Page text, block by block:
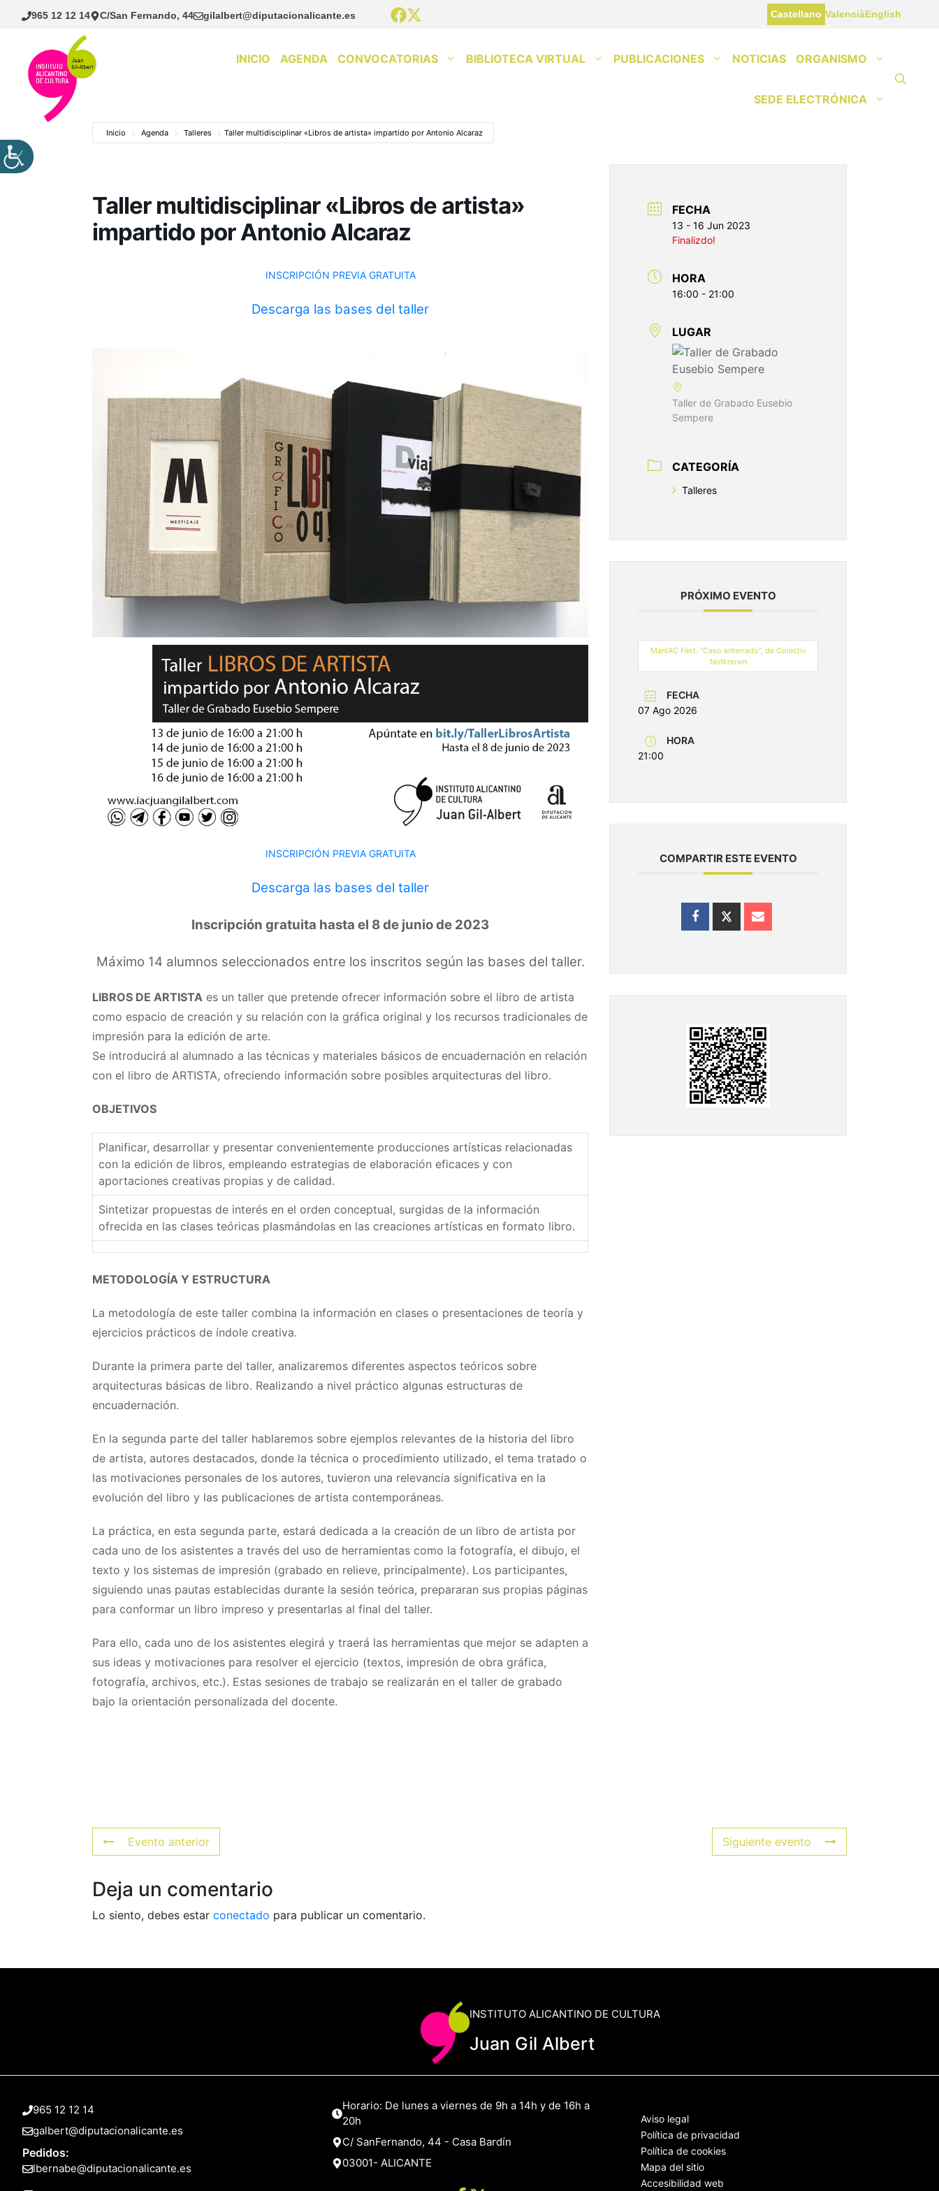
Saltar
965 12 12 14 C/San Fernando, 44 gilalbert@diputacionalicante.es Castellano ValenciàEnglish
INICIO AGENDA CONVOCATORIAS BIBLIOTECA VIRTUAL PUBLICACIONES NOTICIAS ORGANISMO
SEDE ELECTRÓNICA
Inicio Agenda Talleres Taller multidisciplinar «Libros de artista» impartido por Antonio Alcaraz
Taller multidisciplinar «Libros de artista»
impartido por Antonio Alcaraz
INSCRIPCIÓN PREVIA GRATUITA
Descarga las bases del taller
INSCRIPCIÓN PREVIA GRATUITA
Descarga las bases del taller
Inscripción gratuita hasta el 8 de junio de 2023
Máximo 14 alumnos seleccionados entre los inscritos según las bases del taller.
LIBROS DE ARTISTA es un taller que pretende ofrecer información sobre el libro de artista
como espacio de creación y su relación con la gráfica original y los recursos tradicionales de
impresión para la edición de arte.
Se introducirá al alumnado a las técnicas y materiales básicos de encuadernación en relación
con el libro de ARTISTA, ofreciendo información sobre posibles arquitecturas del libro.
OBJETIVOS
Planificar, desarrollar y presentar convenientemente producciones artísticas relacionadas
con la edición de libros, empleando estrategias de elaboración eficaces y con
aportaciones creativas propias y de calidad.
Sintetizar propuestas de interés en el orden conceptual, surgidas de la información
ofrecida en las clases teóricas plasmándolas en las creaciones artísticas en formato libro.
METODOLOGÍA Y ESTRUCTURA
La metodología de este taller combina la información en clases o presentaciones de teoría y
ejercicios prácticos de índole creativa.
Durante la primera parte del taller, analizaremos diferentes aspectos teóricos sobre
arquitecturas básicas de libro. Realizando a nivel práctico algunas estructuras de
encuadernación.
En la segunda parte del taller hablaremos sobre ejemplos relevantes de la historia del libro
de artista, autores destacados, donde la técnica o procedimiento utilizado, el tema tratado o
las motivaciones personales de los autores, tuvieron una relevancia significativa en la
evolución del libro y las publicaciones de artista contemporáneas.
La práctica, en esta segunda parte, estará dedicada a la creación de un libro de artista por
cada uno de los asistentes a través del uso de herramientas como la fotografía, el dibujo, el
texto y los sistemas de impresión (grabado en relieve, principalmente). Los participantes,
siguiendo unas pautas establecidas durante la sesión teórica, prepararan sus propias páginas
para conformar un libro impreso y presentarlas al final del taller.
Para ello, cada uno de los asistentes elegirá y traerá las herramientas que mejor se adapten a
sus ideas y motivaciones para resolver el ejercicio (textos, impresión de obra gráfica,
fotografía, archivos, etc.). Estas sesiones de trabajo se realizarán en el taller de grabado
bajo la orientación personalizada del docente.
FECHA
13 - 16 Jun 2023
Finalizdo!
HORA
16:00 - 21:00
LUGAR
Taller de Grabado Eusebio
Sempere
CATEGORÍA
Talleres
PRÓXIMO EVENTO
ManIAC Fest: “Caso enterrado”, de Colectiv
Notknown
FECHA
07 Ago 2026
HORA
21:00
COMPARTIR ESTE EVENTO
Evento anterior Siguiente evento
Deja un comentario
Lo siento, debes estar conectado para publicar un comentario.
INSTITUTO ALICANTINO DE CULTURA
Juan Gil Albert
965 12 12 14
galbert@diputacionalicante.es
Pedidos:
lbernabe@diputacionalicante.es
Horario: De lunes a viernes de 9h a 14h y de 16h a
20h
C/ SanFernando, 44 - Casa Bardín
03001- ALICANTE
Aviso legal
Política de privacidad
Política de cookies
Mapa del sitio
Accesibilidad web